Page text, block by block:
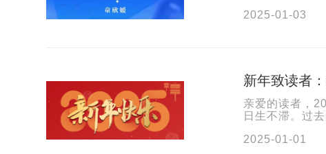
2025-01-03
新年致读者
亲爱的读者，
日生不滞。过
2025-01-01